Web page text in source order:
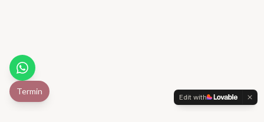
Termin
Edit with